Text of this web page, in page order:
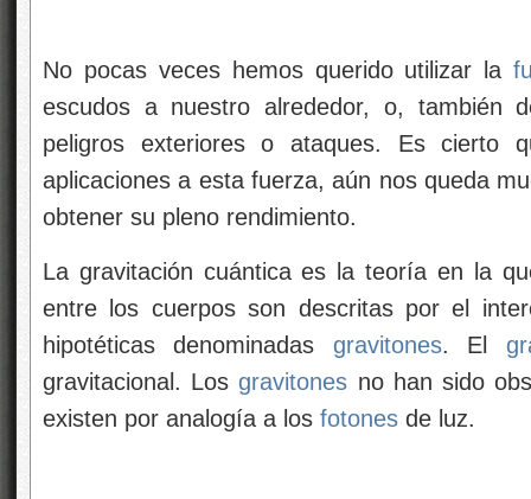
No pocas veces hemos querido utilizar la
escudos a nuestro alrededor, o, también
peligros exteriores o ataques. Es cierto
aplicaciones a esta fuerza, aún nos queda
obtener su pleno rendimiento.
La gravitación cuántica es la teoría en la
entre los cuerpos son descritas por el
hipotéticas denominadas gravitones. El
gravitacional. Losgravitones no han sido
existen por analogía a los fotones de luz.